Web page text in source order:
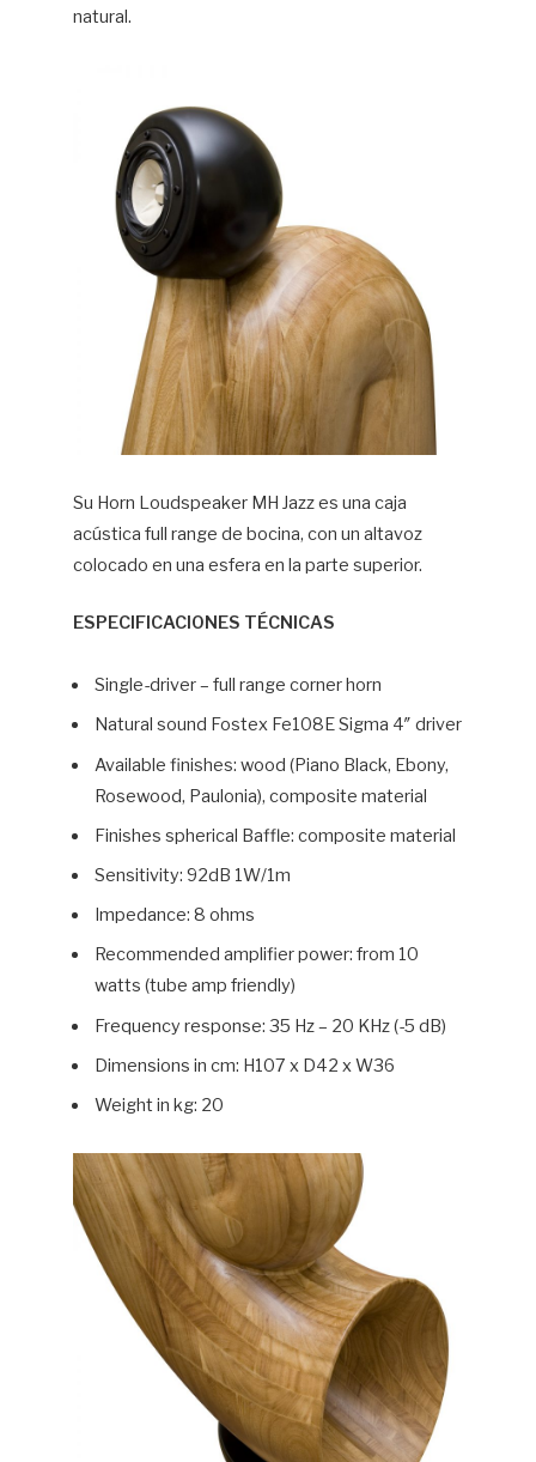
natural.
Su Horn Loudspeaker MH Jazz es una caja
acústica full range de bocina, con un altavoz
colocado en una esfera en la parte superior.
ESPECIFICACIONES TÉCNICAS
Single-driver – full range corner horn
Natural sound Fostex Fe108E Sigma 4″ driver
Available finishes: wood (Piano Black, Ebony,
Rosewood, Paulonia), composite material
Finishes spherical Baffle: composite material
Sensitivity: 92dB 1W/1m
Impedance: 8 ohms
Recommended amplifier power: from 10
watts (tube amp friendly)
Frequency response: 35 Hz – 20 KHz (-5 dB)
Dimensions in cm: H107 x D42 x W36
Weight in kg: 20